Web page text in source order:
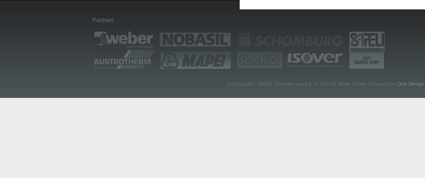
Partneri
Juraj Szabó - JURIS, Dvorská cesta č. 3, 940 01 Nové Zámky | Created by One Design